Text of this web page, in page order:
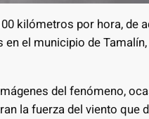
kilómetros por hora, de
el municipio de
del fenómeno,
la fuerza del viento que